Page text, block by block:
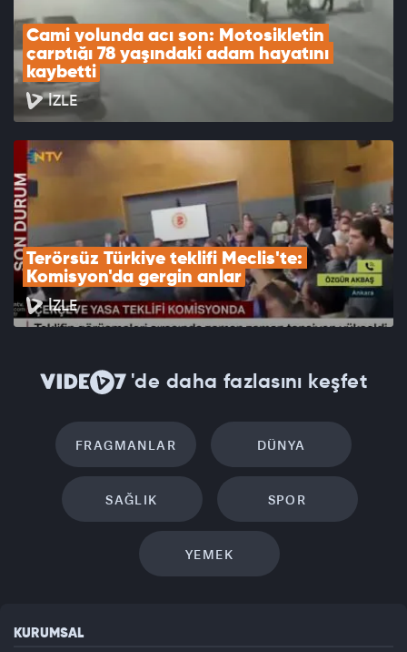
Cami yolunda acı son: Motosikletin
çarptığı 78 yaşındaki adam hayatını
kaybetti
İZLE
Terörsüz Türkiye teklifi Meclis'te:
Komisyon'da gergin anlar
İZLE
'de daha fazlasını keşfet
FRAGMANLAR DÜNYA
SAĞLIK SPOR
YEMEK
KURUMSAL